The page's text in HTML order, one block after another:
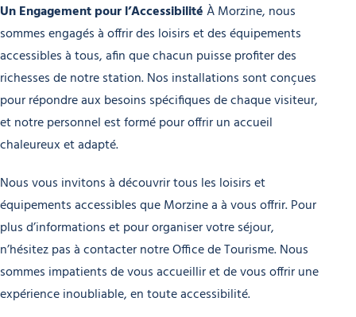
Un Engagement pour l’AccessibilitéÀ Morzine, nous
sommes engagés à offrir des loisirs et des équipements
accessibles à tous, afin que chacun puisse profiter des
richesses de notre station. Nos installations sont conçues
pour répondre aux besoins spécifiques de chaque visiteur,
et notre personnel est formé pour offrir un accueil
chaleureux et adapté.
Nous vous invitons à découvrir tous les loisirs et
équipements accessibles que Morzine a à vous offrir. Pour
plus d’informations et pour organiser votre séjour,
n’hésitez pas à contacter notre Office de Tourisme. Nous
sommes impatients de vous accueillir et de vous offrir une
expérience inoubliable, en toute accessibilité.